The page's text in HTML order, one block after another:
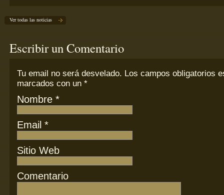
Ver todas las noticias
Escribir un Comentario
Tu email noserá desvelado. Los campos obligatorios
marcados con un *
Nombre *
Email *
Sitio Web
Comentario